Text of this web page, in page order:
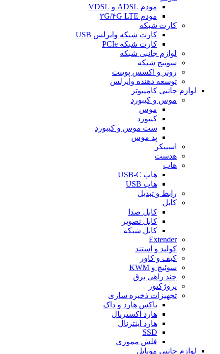
مودم ADSL و VDSL
مودم ۳G/۴G LTE
کارت شبکه
کارت شبکه وایرلس USB
کارت شبکه PCIe
لوازم جانبی شبکه
سوییچ شبکه
روتر و اکسس پوینت
توسعه دهنده وایرلس
لوازم جانبی کامپیوتر
موس و کیبورد
موس
کیبورد
ست موس و کیبورد
پد موس
اسپیکر
هدست
هاب
هاب USB-C
هاب USB
رابط و تبدیل
کابل
کابل صدا
کابل تصویر
کابل شبکه
Extender
کولپد و استند
کیف و کاور
سوئیچ و KWM
چند راهی برق
پروژکتور
تجهیزات ذخیره سازی
باکس هارد و داک
هارد اکسترنال
هارد اینترنال
SSD
فلش مموری
لوازم جانبی موبایل